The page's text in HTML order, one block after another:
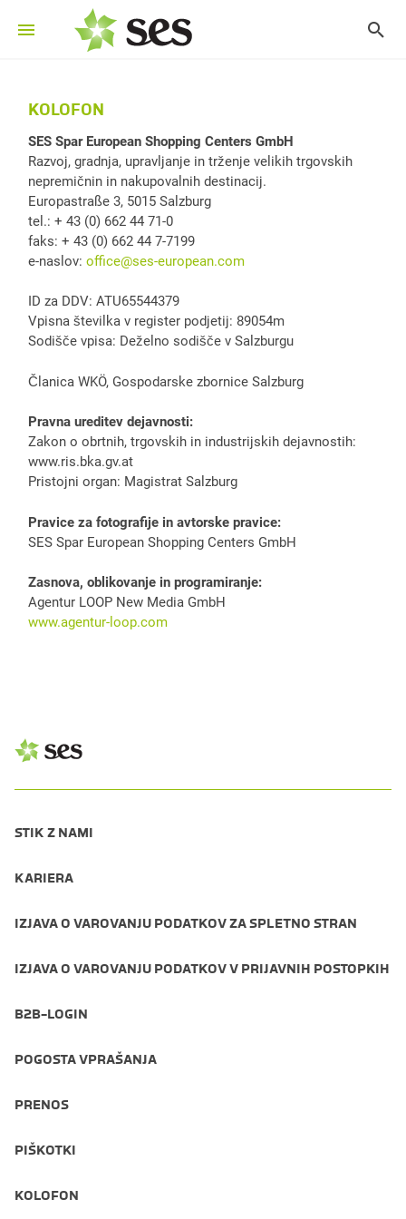
KOLOFON
SES Spar European Shopping Centers GmbH
Razvoj, gradnja, upravljanje in trženje velikih trgovskih
nepremičnin in nakupovalnih destinacij.
Europastraße 3, 5015 Salzburg
tel.: + 43 (0) 662 44 71-0
faks: + 43 (0) 662 44 7-7199
e-naslov: office@ses-european.com
ID za DDV: ATU65544379
Vpisna številka v register podjetij: 89054m
Sodišče vpisa: Deželno sodišče v Salzburgu
Članica WKÖ, Gospodarske zbornice Salzburg
Pravna ureditev dejavnosti:
Zakon o obrtnih, trgovskih in industrijskih dejavnostih:
www.ris.bka.gv.at
Pristojni organ: Magistrat Salzburg
Pravice za fotografije in avtorske pravice:
SES Spar European Shopping Centers GmbH
Zasnova, oblikovanje in programiranje:
Agentur LOOP New Media GmbH
www.agentur-loop.com
STIK Z NAMI
KARIERA
IZJAVA O VAROVANJU PODATKOV ZA SPLETNO STRAN
IZJAVA O VAROVANJU PODATKOV V PRIJAVNIH POSTOPKIH
B2B-LOGIN
POGOSTA VPRAŠANJA
PRENOS
PIŠKOTKI
KOLOFON